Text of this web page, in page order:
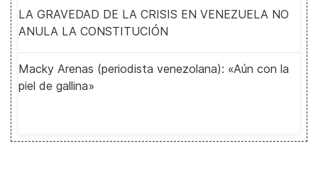
LA GRAVEDAD DE LA CRISIS EN VENEZUELA NO
ANULA LA CONSTITUCIÓN
Macky Arenas (periodista venezolana): «Aún con la
piel de gallina»